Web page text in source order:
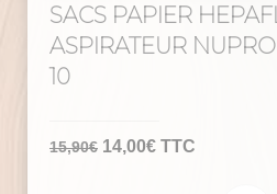
SACS PAPIER
ASPIRATEUR
10
15,90€ Le
14,00€Le
TTC